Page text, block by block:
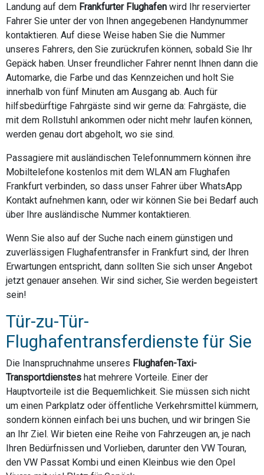
Landung auf dem Frankfurter Flughafen wird Ihr reservierter
Fahrer Sie unter der von Ihnen angegebenen Handynummer
kontaktieren. Auf diese Weise haben Sie die Nummer
unseres Fahrers, den Sie zurückrufen können, sobald Sie Ihr
Gepäck haben. Unser freundlicher Fahrer nennt Ihnen dann die
Automarke, die Farbe und das Kennzeichen und holt Sie
innerhalb von fünf Minuten am Ausgang ab. Auch für
hilfsbedürftige Fahrgäste sind wir gerne da: Fahrgäste, die
mit dem Rollstuhl ankommen oder nicht mehr laufen können,
werden genau dort abgeholt, wo sie sind.
Passagiere mit ausländischen Telefonnummern können ihre
Mobiltelefone kostenlos mit dem WLAN am Flughafen
Frankfurt verbinden, so dass unser Fahrer über WhatsApp
Kontakt aufnehmen kann, oder wir können Sie bei Bedarf auch
über Ihre ausländische Nummer kontaktieren.
Wenn Sie also auf der Suche nach einem günstigen und
zuverlässigen Flughafentransfer in Frankfurt sind, der Ihren
Erwartungen entspricht, dann sollten Sie sich unser Angebot
jetzt genauer ansehen. Wir sind sicher, Sie werden begeistert
sein!
Tür-zu-Tür-
Flughafentransferdienste für Sie
Die Inanspruchnahme unseres Flughafen-Taxi-
Transportdienstes hat mehrere Vorteile. Einer der
Hauptvorteile ist die Bequemlichkeit. Sie müssen sich nicht
um einen Parkplatz oder öffentliche Verkehrsmittel kümmern,
sondern können einfach bei uns buchen, und wir bringen Sie
an Ihr Ziel. Wir bieten eine Reihe von Fahrzeugen an, je nach
Ihren Bedürfnissen und Vorlieben, darunter den VW Touran,
den VW Passat Kombi und einen Kleinbus wie den Opel